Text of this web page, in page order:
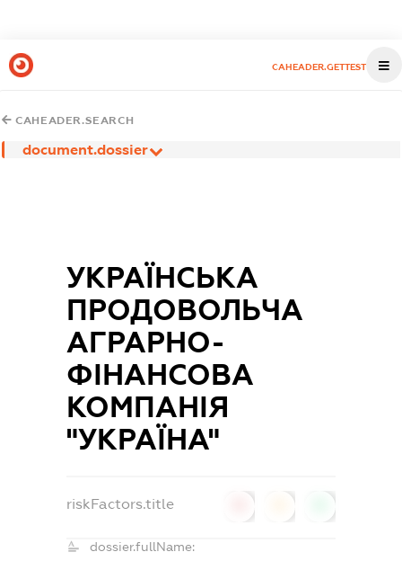
CAHEADER.GETTEST
CAHEADER.SEARCH
document.dossier
УКРАЇНСЬКА
ПРОДОВОЛЬЧА
АГРАРНО-
ФІНАНСОВА
КОМПАНІЯ
"УКРАЇНА"
riskFactors.title
dossier.fullName: